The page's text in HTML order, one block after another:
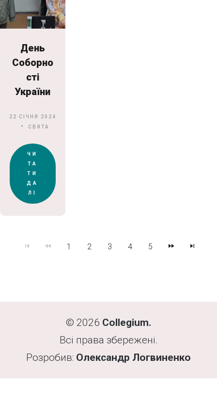
День
Соборно
сті
України
22 СІЧНЯ 2024
СВЯТА
ЧИ
ТА
ТИ
ДА
ЛІ
1 2 3 4 5
© 2026 Collegium.
Всі права збережені.
Розробив: Олександр Логвиненко